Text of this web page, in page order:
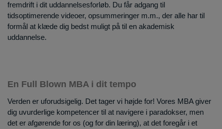
fremdrift i dit uddannelsesforløb. Du får adgang til
tidsoptimerende videoer, opsummeringer m.m., der alle har til
formål at klæde dig bedst muligt på til en akademisk
uddannelse.
En Full Blown MBA i dit tempo
Verden er uforudsigelig. Det tager vi højde for! Vores MBA giver
dig uvurderlige kompetencer til at navigere i paradokser, men
det er afgørende for os (og for din læring), at det foregår i et